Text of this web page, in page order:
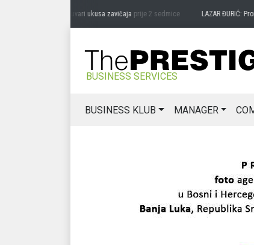
MIĆANOVIĆ: Čuvari ukusa zavičajaprije 2 sedmice LAZAR ĐURIĆ:
BUSINESS SERVICES
BUSINESS KLUB MANAGER